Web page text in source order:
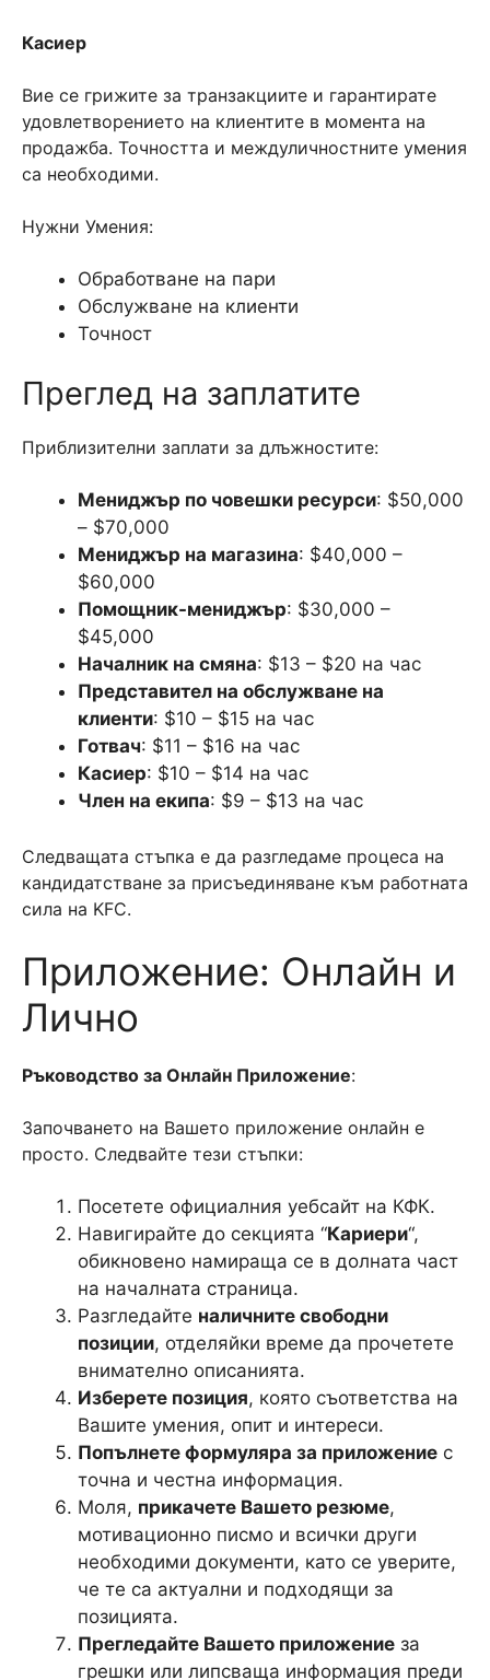
Касиер
Вие се грижите за транзакциите и гарантирате
удовлетворението на клиентите в момента на
продажба. Точността и междуличностните умения
са необходими.
Нужни Умения:
Обработване на пари
Обслужване на клиенти
Точност
Преглед на заплатите
Приблизителни заплати за длъжностите:
Мениджър по човешки ресурси: $50,000
– $70,000
Мениджър на магазина: $40,000 –
$60,000
Помощник-мениджър: $30,000 –
$45,000
Началник на смяна: $13 – $20 на час
Представител на обслужване на
клиенти: $10 – $15 на час
Готвач: $11 – $16 на час
Касиер: $10 – $14 на час
Член на екипа: $9 – $13 на час
Следващата стъпка е да разгледаме процеса на
кандидатстване за присъединяване към работната
сила на KFC.
Приложение: Онлайн и
Лично
Ръководство за Онлайн Приложение:
Започването на Вашето приложение онлайн е
просто. Следвайте тези стъпки:
Посетете официалния уебсайт на КФК.
Навигирайте до секцията “Кариери“,
обикновено намираща се в долната част
на началната страница.
Разгледайте наличните свободни
позиции, отделяйки време да прочетете
внимателно описанията.
Изберете позиция, която съответства на
Вашите умения, опит и интереси.
Попълнете формуляра за приложение с
точна и честна информация.
Моля, прикачете Вашето резюме,
мотивационно писмо и всички други
необходими документи, като се уверите,
че те са актуални и подходящи за
позицията.
Прегледайте Вашето приложение за
грешки или липсваща информация преди